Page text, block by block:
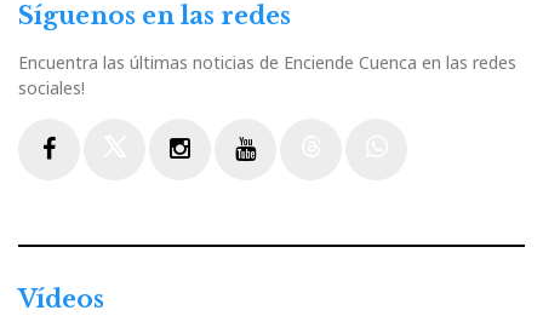
Síguenos en las redes
Encuentra las últimas noticias de Enciende Cuenca en las redes
sociales!
Vídeos